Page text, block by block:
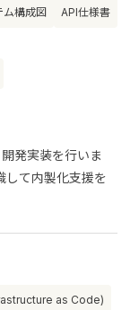
ム構成図 API仕様書
発実装を行いま
して内製化支援を
as Code)